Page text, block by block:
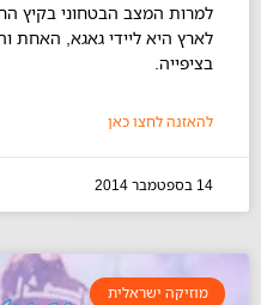
למרות המצב הבטחוני בקיץ
לארץ היא ליידי גאגא, האחת
בציפייה.
להאזנה לחצו כאן
14 בספטמבר 2014
מוזיקה ישראלית